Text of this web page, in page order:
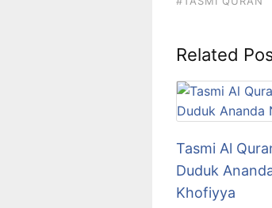
Related
Tasmi Al
Duduk
Khofiyya